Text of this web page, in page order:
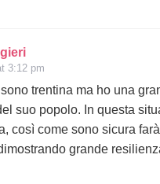
3:12 pm
trentina ma ho una
suo popolo. In questa
così come sono sicura
grande